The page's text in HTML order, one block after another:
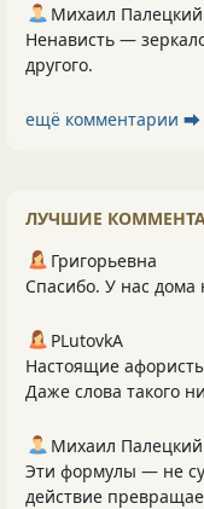
Михаил Палецкий
Ненависть —
другого.
ещё комментарии ⮕
ЛУЧШИЕ
Григорьевна
Спасибо. У нас
PLutоvkА
Настоящие
Даже слова такого
Михаил Палецкий
Эти формулы — не
действие